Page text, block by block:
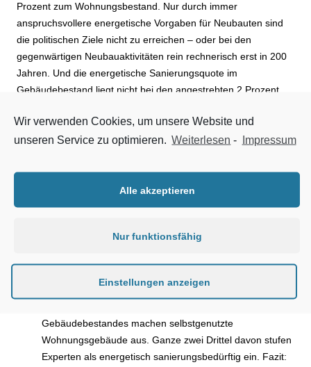
Prozent zum Wohnungsbestand. Nur durch immer
anspruchsvollere energetische Vorgaben für Neubauten sind
die politischen Ziele nicht zu erreichen – oder bei den
gegenwärtigen Neubauaktivitäten rein rechnerisch erst in 200
Jahren. Und die energetische Sanierungsquote im
Gebäudebestand liegt nicht bei den angestrebten 2 Prozent.
Millionen Wohngebäude energetisch saniert. „Ein Weiter-so
funktioniert also nicht“, sagt Dr. Roland Rast, der Koordinator
die Bundesregierung einen Motivationsschub starten und
konkrete Impulse geben, um eine deutliche Steigerung der
Energieeffizienz im Gebäudebereich zu erreichen.
Und so sieht der 4-Punkte-Plan der Aktion „Impulse für den
Haus- und Wohnungseigentümern bessere steuerliche
Gebäudebestandes machen selbstgenutzte
Wohnungsgebäude aus. Ganze zwei Drittel davon stufen
Experten als energetisch sanierungsbedürftig ein. Fazit:
Wir verwenden Cookies, um unsere Website und
unseren Service zu optimieren. Weiterlesen - Impressum
Alle akzeptieren
Nur funktionsfähig
Einstellungen anzeigen